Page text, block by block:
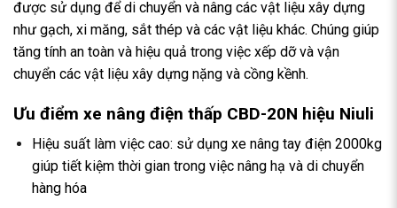
được sử dụng để di chuyển và nâng các vật liệu xây dựng
như gạch, xi măng, sắt thép và các vật liệu khác. Chúng giúp
tăng tính an toàn và hiệu quả trong việc xếp dỡ và vận
chuyển các vật liệu xây dựng nặng và cồng kềnh.
Ưu điểm xe nâng điện thấp CBD-20N hiệu Niuli
Hiệu suất làm việc cao: sử dụng xe nâng tay điện 2000kg
giúp tiết kiệm thời gian trong việc nâng hạ và di chuyển
hàng hóa